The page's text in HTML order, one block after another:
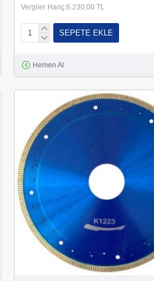
Vergiler Hariç:6.230,00 TL
SEPETE EKLE
Hemen Al